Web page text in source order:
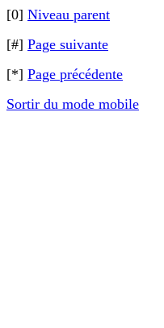
[0] Niveau parent
[#] Page suivante
[*] Page précédente
Sortir du mode mobile